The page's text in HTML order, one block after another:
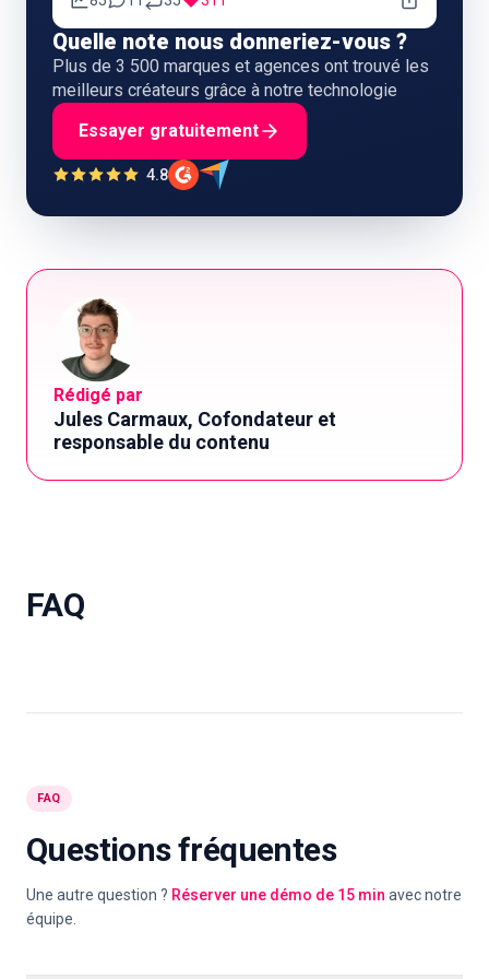
Quelle note nous donneriez-vous ?
Plus de 3 500 marques et agences ont trouvé les
meilleurs créateurs grâce à notre technologie
Essayer gratuitement
4.8
Rédigé par
Jules Carmaux, Cofondateur et
responsable du contenu
FAQ
FAQ
Questions fréquentes
Une autre question ? Réserver une démo de 15 min avec notre
équipe.